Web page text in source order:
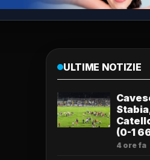
ULTIME NOTIZIE
(0-1
4 ore fa